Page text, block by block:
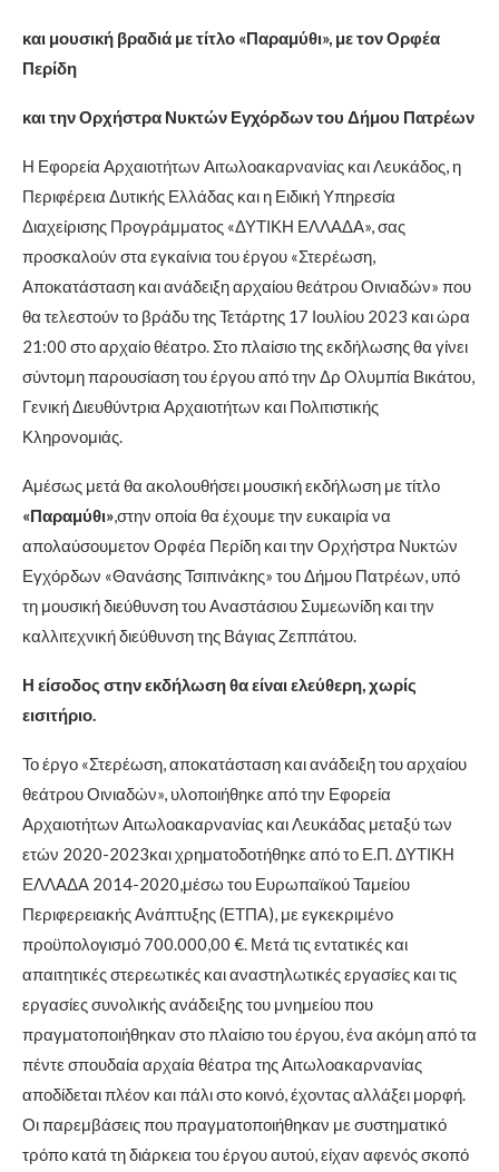
και μουσική βραδιά με τίτλο «Παραμύθι», με τον Ορφέα
Περίδη
και την Ορχήστρα Νυκτών Εγχόρδων του Δήμου Πατρέων
Η Εφορεία Αρχαιοτήτων Αιτωλοακαρνανίας και Λευκάδος, η
Περιφέρεια Δυτικής Ελλάδας και η Ειδική Υπηρεσία
Διαχείρισης Προγράμματος «ΔΥΤΙΚΗ ΕΛΛΑΔΑ», σας
προσκαλούν στα εγκαίνια του έργου «Στερέωση,
Αποκατάσταση και ανάδειξη αρχαίου θεάτρου Οινιαδών» που
θα τελεστούν το βράδυ της Τετάρτης 17 Ιουλίου 2023 και ώρα
21:00 στο αρχαίο θέατρο. Στο πλαίσιο της εκδήλωσης θα γίνει
σύντομη παρουσίαση του έργου από την Δρ Ολυμπία Βικάτου,
Γενική Διευθύντρια Αρχαιοτήτων και Πολιτιστικής
Κληρονομιάς.
Αμέσως μετά θα ακολουθήσει μουσική εκδήλωση με τίτλο
«Παραμύθι»,στην οποία θα έχουμε την ευκαιρία να
απολαύσουμετον Ορφέα Περίδη και την Ορχήστρα Νυκτών
Εγχόρδων «Θανάσης Τσιπινάκης» του Δήμου Πατρέων, υπό
τη μουσική διεύθυνση του Αναστάσιου Συμεωνίδη και την
καλλιτεχνική διεύθυνση της Βάγιας Ζεππάτου.
Η είσοδος στην εκδήλωση θα είναι ελεύθερη, χωρίς
εισιτήριο.
Το έργο «Στερέωση, αποκατάσταση και ανάδειξη του αρχαίου
θεάτρου Οινιαδών», υλοποιήθηκε από την Εφορεία
Αρχαιοτήτων Αιτωλοακαρνανίας και Λευκάδας μεταξύ των
ετών 2020-2023και χρηματοδοτήθηκε από το Ε.Π. ΔΥΤΙΚΗ
ΕΛΛΑΔΑ 2014-2020,μέσω του Ευρωπαϊκού Ταμείου
Περιφερειακής Ανάπτυξης (ΕΤΠΑ), με εγκεκριμένο
προϋπολογισμό 700.000,00 €. Μετά τις εντατικές και
απαιτητικές στερεωτικές και αναστηλωτικές εργασίες και τις
εργασίες συνολικής ανάδειξης του μνημείου που
πραγματοποιήθηκαν στο πλαίσιο του έργου, ένα ακόμη από τα
πέντε σπουδαία αρχαία θέατρα της Αιτωλοακαρνανίας
αποδίδεται πλέον και πάλι στο κοινό, έχοντας αλλάξει μορφή.
Οι παρεμβάσεις που πραγματοποιήθηκαν με συστηματικό
τρόπο κατά τη διάρκεια του έργου αυτού, είχαν αφενός σκοπό